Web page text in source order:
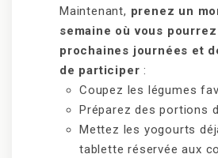
Maintenant, prenez un
semaine où vous
prochaines journées et
de participer :
Coupez les légumes
Préparez des portions
Mettez les yogourts
tablette réservée aux